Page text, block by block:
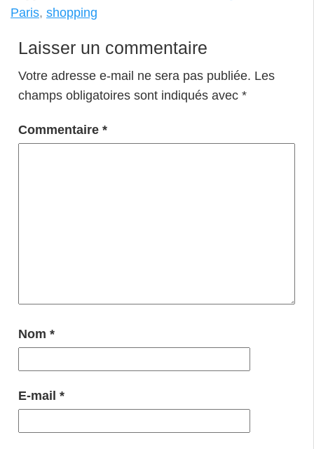
Paris, shopping
Laisser un commentaire
Votre adresse e-mail ne sera pas publiée. Les
champs obligatoires sont indiqués avec *
Commentaire *
Nom *
E-mail *